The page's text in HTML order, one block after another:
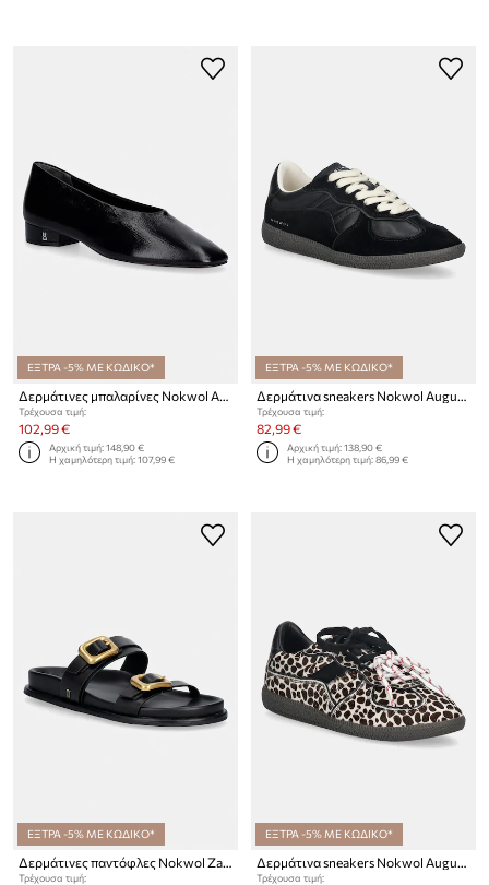
ΕΞΤΡΑ -5% ΜΕ ΚΩΔΙΚΟ*
Τρέχουσα τιμή:
102,99 €
Αρχική τιμή:148,90 €
Η χαμηλότερη τιμή:107,99 €
ΕΞΤΡΑ -5% ΜΕ ΚΩΔΙΚΟ*
Τρέχουσα τιμή:
82,99 €
Αρχική τιμή:138,90 €
Η χαμηλότερη τιμή:86,99 €
ΕΞΤΡΑ -5% ΜΕ ΚΩΔΙΚΟ*
Δερμάτινες παντόφλες Nokwol Zaz
Τρέχουσα τιμή:
ΕΞΤΡΑ -5% ΜΕ ΚΩΔΙΚΟ*
Δερμάτινα sneakers Nokwol August
Τρέχουσα τιμή: